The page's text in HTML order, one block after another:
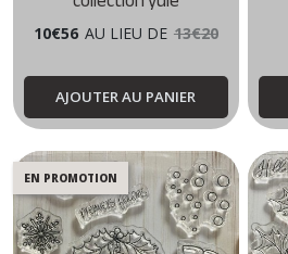
10€56 AU LIEU DE 13€20
AJOUTER AU PANIER
EN PROMOTION